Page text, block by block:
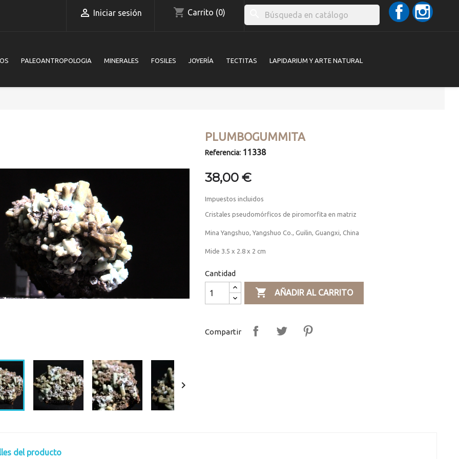
 Iniciar sesión shopping_cart Carrito (0)
Facebook
PALEOANTROPOLOGIA MINERALES FOSILES JOYERÍA TECTITAS LAPIDARIUM Y ARTE NATURAL

PLUMBOGUMMITA
Referencia: 11338
38,00 €
Impuestos incluidos
Cristales pseudomórficos de piromorfita en matriz
Mina Yangshuo, Yangshuo Co., Guilin, Guangxi, China
Mide 3.5 x 2.8 x 2 cm
Cantidad
 AÑADIR AL CARRITO
Compartir
del producto